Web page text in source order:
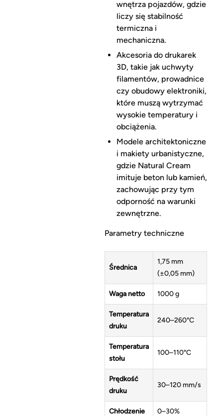
wnętrza pojazdów, gdzie
liczy się stabilność
termiczna i
mechaniczna.
Akcesoria do drukarek
3D, takie jak uchwyty
filamentów, prowadnice
czy obudowy elektroniki,
które muszą wytrzymać
wysokie temperatury i
obciążenia.
Modele architektoniczne
i makiety urbanistyczne,
gdzie Natural Cream
imituje beton lub kamień,
zachowując przy tym
odporność na warunki
zewnętrzne.
Parametry techniczne
Średnica
1,75 mm
(±0,05 mm)
Waga netto 1000 g
Temperatura
druku
240–260°C
Temperatura
stołu
100–110°C
Prędkość
druku
30–120 mm/s
Chłodzenie 0–30%